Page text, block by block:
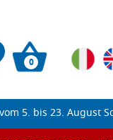
0
5. bis 23. August